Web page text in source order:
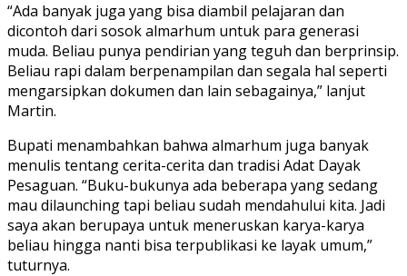
“Ada banyak juga yang bisa diambil pelajaran dan
dicontoh dari sosok almarhum untuk para generasi
muda. Beliau punya pendirian yang teguh dan berprinsip.
Beliau rapi dalam berpenampilan dan segala hal seperti
mengarsipkan dokumen dan lain sebagainya,” lanjut
Martin.
Bupati menambahkan bahwa almarhum juga banyak
menulis tentang cerita-cerita dan tradisi Adat Dayak
Pesaguan. “Buku-bukunya ada beberapa yang sedang
mau dilaunching tapi beliau sudah mendahului kita. Jadi
saya akan berupaya untuk meneruskan karya-karya
beliau hingga nanti bisa terpublikasi ke layak umum,”
tuturnya.